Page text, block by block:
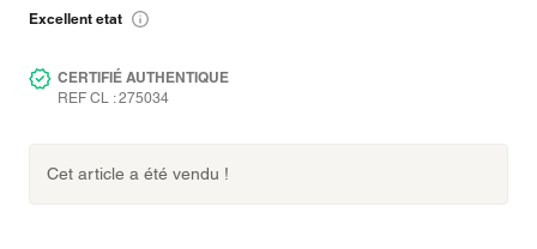
Excellent etat
CERTIFIÉ AUTHENTIQUE
REF CL : 275034
Cet article a été vendu !